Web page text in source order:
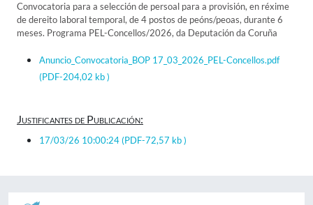
Convocatoria para a selección de persoal para a provisión, en réxime
de dereito laboral temporal, de 4 postos de peóns/peoas, durante 6
meses. Programa PEL-Concellos/2026, da Deputación da Coruña
Anuncio_Convocatoria_BOP 17_03_2026_PEL-Concellos.pdf
(PDF-204,02 kb )
Justificantes de Publicación:
17/03/26 10:00:24(PDF-72,57 kb )